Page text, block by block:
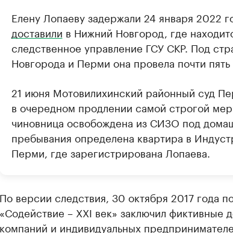
Елену Лопаеву задержали 24 января 2022
доставили в Нижний Новгород, где
следственное управление ГСУ СКР. Под
Новгорода и Перми она провела почти пять
21 июня Мотовилихинский районный суд
в очередном продлении самой строгой
чиновница освобождена из СИЗО под
пребывания определена квартира в
Перми, где зарегистрирована Лопаева.
По версии следствия, 30 октября 2017 года
«Содействие – XXI век» заключил фиктивные
компаний и индивидуальных